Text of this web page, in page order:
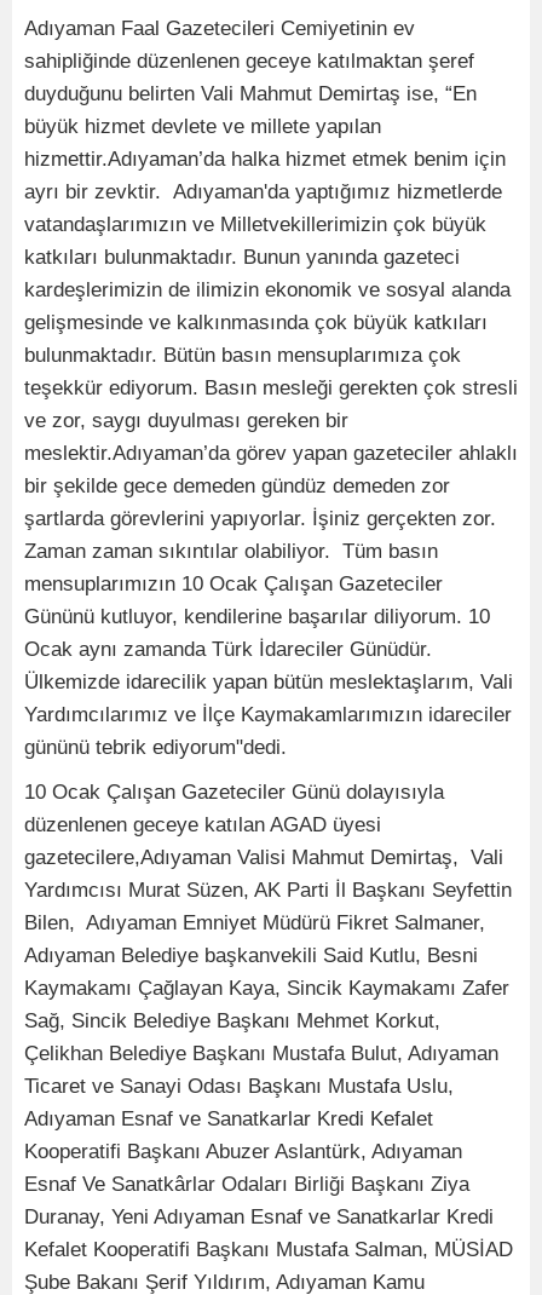
Adıyaman Faal Gazetecileri Cemiyetinin ev
sahipliğinde düzenlenen geceye katılmaktan şeref
duyduğunu belirten Vali Mahmut Demirtaş ise, “En
büyük hizmet devlete ve millete yapılan
hizmettir.Adıyaman’da halka hizmet etmek benim için
ayrı bir zevktir. Adıyaman'da yaptığımız hizmetlerde
vatandaşlarımızın ve Milletvekillerimizin çok büyük
katkıları bulunmaktadır. Bunun yanında gazeteci
kardeşlerimizin de ilimizin ekonomik ve sosyal alanda
gelişmesinde ve kalkınmasında çok büyük katkıları
bulunmaktadır. Bütün basın mensuplarımıza çok
teşekkür ediyorum. Basın mesleği gerekten çok stresli
ve zor, saygı duyulması gereken bir
meslektir.Adıyaman’da görev yapan gazeteciler ahlaklı
bir şekilde gece demeden gündüz demeden zor
şartlarda görevlerini yapıyorlar. İşiniz gerçekten zor.
Zaman zaman sıkıntılar olabiliyor. Tüm basın
mensuplarımızın 10 Ocak Çalışan Gazeteciler
Gününü kutluyor, kendilerine başarılar diliyorum. 10
Ocak aynı zamanda Türk İdareciler Günüdür.
Ülkemizde idarecilik yapan bütün meslektaşlarım, Vali
Yardımcılarımız ve İlçe Kaymakamlarımızın idareciler
gününü tebrik ediyorum"dedi.
10 Ocak Çalışan Gazeteciler Günü dolayısıyla
düzenlenen geceye katılan AGAD üyesi
gazetecilere,Adıyaman Valisi Mahmut Demirtaş, Vali
Yardımcısı Murat Süzen, AK Parti İl Başkanı Seyfettin
Bilen, Adıyaman Emniyet Müdürü Fikret Salmaner,
Adıyaman Belediye başkanvekili Said Kutlu, Besni
Kaymakamı Çağlayan Kaya, Sincik Kaymakamı Zafer
Sağ, Sincik Belediye Başkanı Mehmet Korkut,
Çelikhan Belediye Başkanı Mustafa Bulut, Adıyaman
Ticaret ve Sanayi Odası Başkanı Mustafa Uslu,
Adıyaman Esnaf ve Sanatkarlar Kredi Kefalet
Kooperatifi Başkanı Abuzer Aslantürk, Adıyaman
Esnaf Ve Sanatkârlar Odaları Birliği Başkanı Ziya
Duranay, Yeni Adıyaman Esnaf ve Sanatkarlar Kredi
Kefalet Kooperatifi Başkanı Mustafa Salman, MÜSİAD
Şube Bakanı Şerif Yıldırım, Adıyaman Kamu